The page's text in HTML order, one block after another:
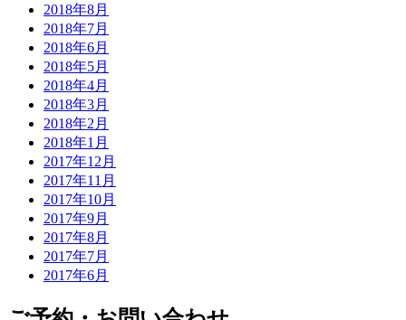
2018年8月
2018年7月
2018年6月
2018年5月
2018年4月
2018年3月
2018年2月
2018年1月
2017年12月
2017年11月
2017年10月
2017年9月
2017年8月
2017年7月
2017年6月